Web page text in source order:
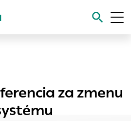
za zmenu
do ktorých webové stránky môžu
aktivite a preferenciách.